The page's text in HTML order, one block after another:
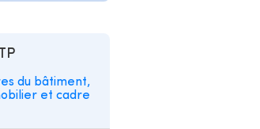
du bâtiment,
et cadre